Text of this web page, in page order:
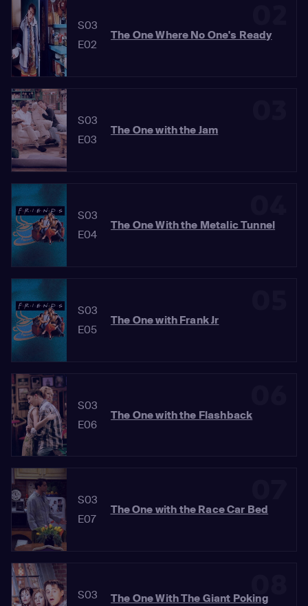
S03
E02
The One Where No One's Ready
S03
E03
The One with the Jam
S03
E04
The One With the Metalic Tunnel
S03
E05
The One with Frank Jr
S03
E06
The One with the Flashback
S03
E07
The One with the Race Car Bed
08
S03
The One With The Giant Poking